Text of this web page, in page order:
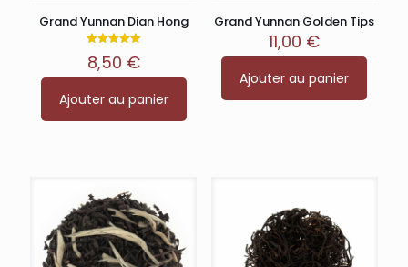
Grand Yunnan Dian Hong
4.90
sur 5
8,50 €
Ajouter au panier
Grand Yunnan Golden Tips
11,00 €
Ajouter au panier